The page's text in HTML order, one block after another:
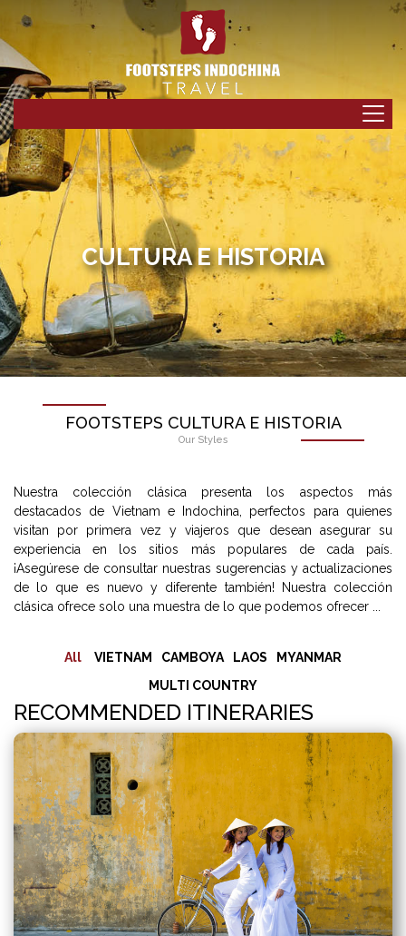
CULTURA E HISTORIA
FOOTSTEPS CULTURA E HISTORIA
Our Styles
Nuestra colección clásica presenta los aspectos más
destacados de Vietnam e Indochina, perfectos para quienes
visitan por primera vez y viajeros que desean asegurar su
experiencia en los sitios más populares de cada país.
¡Asegúrese de consultar nuestras sugerencias y actualizaciones
de lo que es nuevo y diferente también! Nuestra colección
clásica ofrece solo una muestra de lo que podemos ofrecer ...
All VIETNAM CAMBOYA LAOS
MYANMAR
MULTI COUNTRY
RECOMMENDED ITINERARIES